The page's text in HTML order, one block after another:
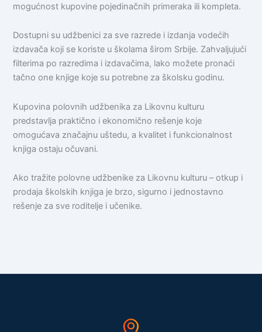
mogućnost kupovine pojedinačnih primeraka ili kompleta.
Dostupni su udžbenici za sve razrede i izdanja vodećih
izdavača koji se koriste u školama širom Srbije. Zahvaljujući
filterima po razredima i izdavačima, lako možete pronaći
tačno one knjige koje su potrebne za školsku godinu.
Kupovina polovnih udžbenika za Likovnu kulturu
predstavlja praktično i ekonomično rešenje koje
omogućava značajnu uštedu, a kvalitet i funkcionalnost
knjiga ostaju očuvani.
Ako tražite polovne udžbenike za Likovnu kulturu – otkup i
prodaja školskih knjiga je brzo, sigurno i jednostavno
rešenje za sve roditelje i učenike.